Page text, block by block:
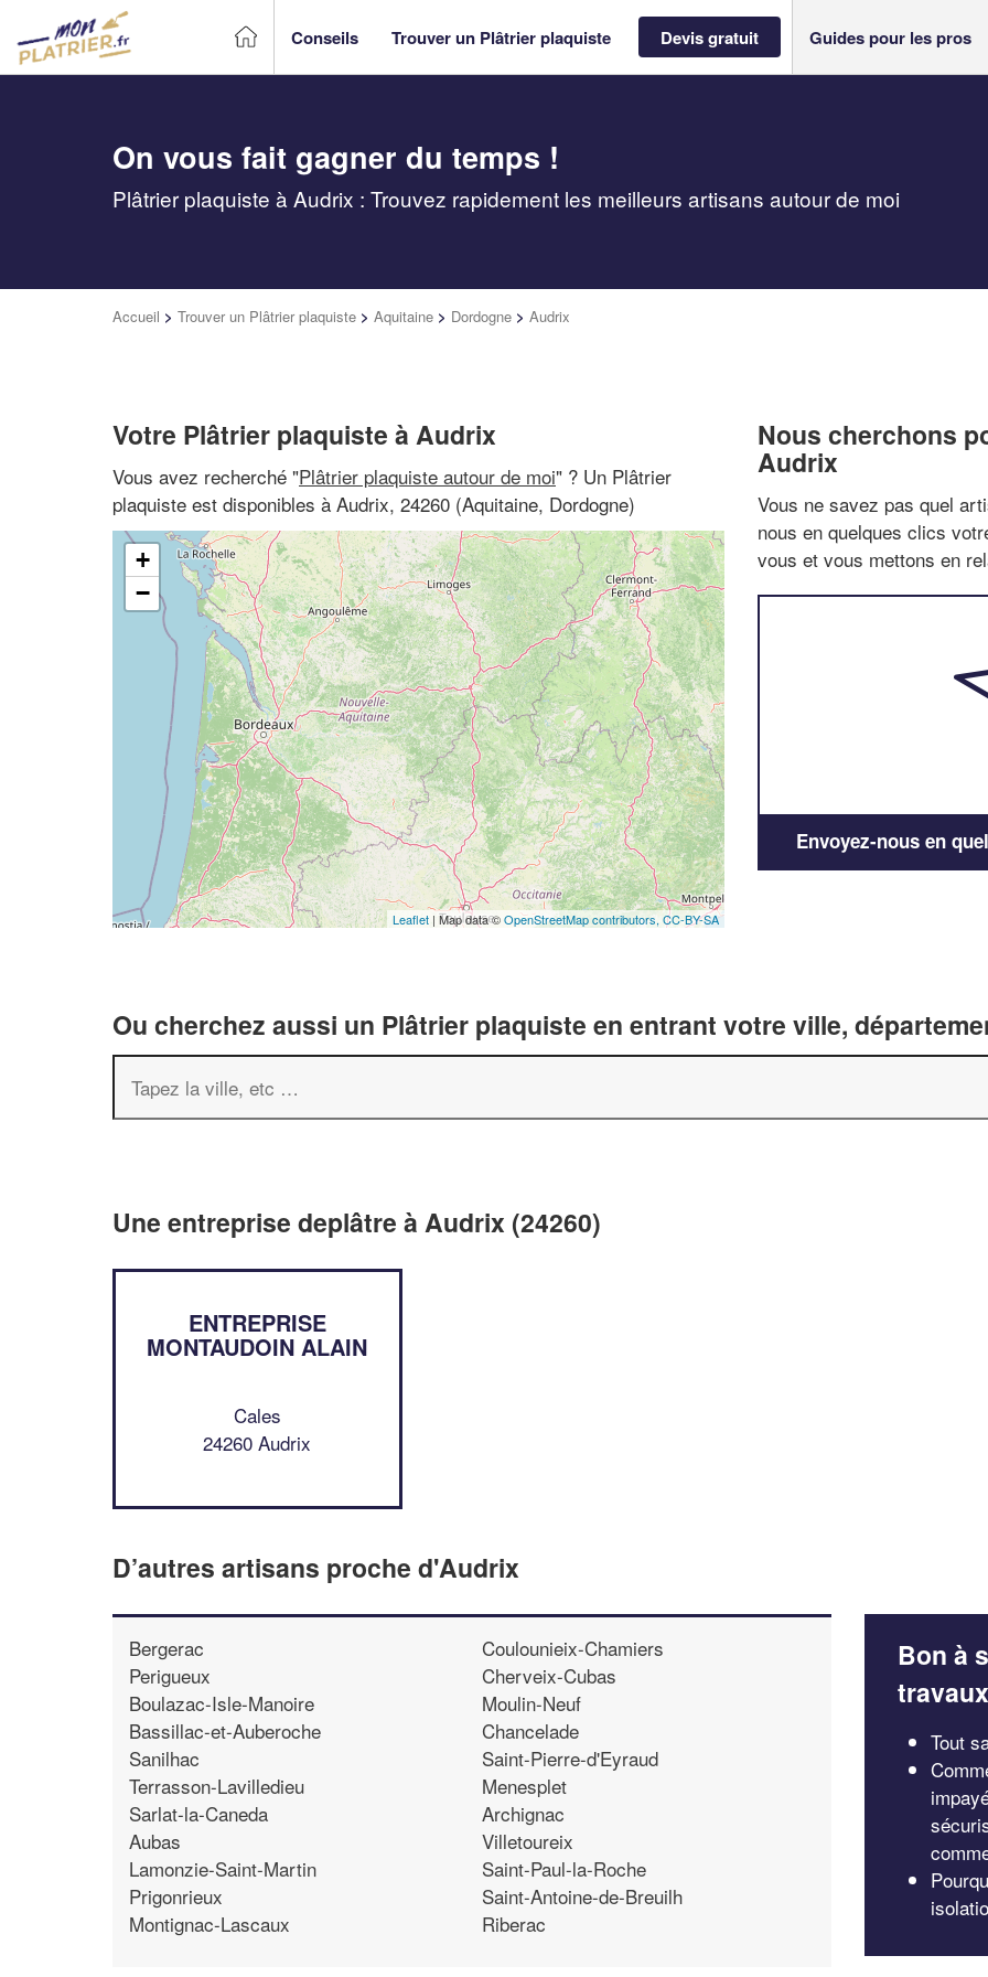
Conseils Trouver un Plâtrier plaquiste Devis gratuit Guides pour les pros
On vous fait gagner du temps !
Plâtrier plaquiste à Audrix : Trouvez rapidement les meilleurs artisans autour de moi
Accueil > Trouver un Plâtrier plaquiste > Aquitaine > Dordogne > Audrix
Votre Plâtrier plaquiste à Audrix
Vous avez recherché "Plâtrier plaquiste autour de moi" ? Un Plâtrier
plaquiste est disponibles à Audrix, 24260 (Aquitaine, Dordogne)
+
−
Leaflet | Map data ©OpenStreetMap contributors, CC-BY-SA
Nous cherchons
Audrix
Vous ne savez pas quel
nous en quelques clics
vous et vous mettons en
Envoyez-nous en
Ou cherchez aussi un Plâtrier plaquiste en entrant votre ville,
Une entreprise deplâtre à Audrix (24260)
ENTREPRISE
MONTAUDOIN ALAIN
Cales
24260 Audrix
D’autres artisans proche d'Audrix
Bergerac
Perigueux
Boulazac-Isle-Manoire
Bassillac-et-Auberoche
Sanilhac
Terrasson-Lavilledieu
Sarlat-la-Caneda
Aubas
Lamonzie-Saint-Martin
Prigonrieux
Montignac-Lascaux
Coulounieix-Chamiers
Cherveix-Cubas
Moulin-Neuf
Chancelade
Saint-Pierre-d'Eyraud
Menesplet
Archignac
Villetoureix
Saint-Paul-la-Roche
Saint-Antoine-de-Breuilh
Riberac
Bon à
travaux
Tout